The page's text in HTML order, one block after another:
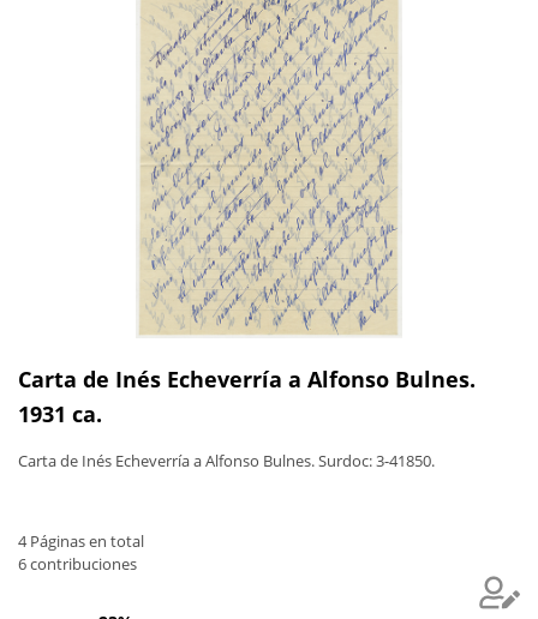
Carta de Inés Echeverría a Alfonso Bulnes.
1931 ca.
Carta de Inés Echeverría a Alfonso Bulnes. Surdoc: 3-41850.
4 Páginas en total
6 contribuciones